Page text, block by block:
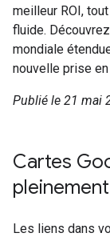
meilleur ROI,
fluide.
mondiale
nouvelle prise
Publié le 21 mai
Cartes
Les liens dans